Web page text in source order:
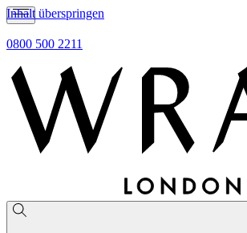
Inhalt überspringen
0800 500 2211